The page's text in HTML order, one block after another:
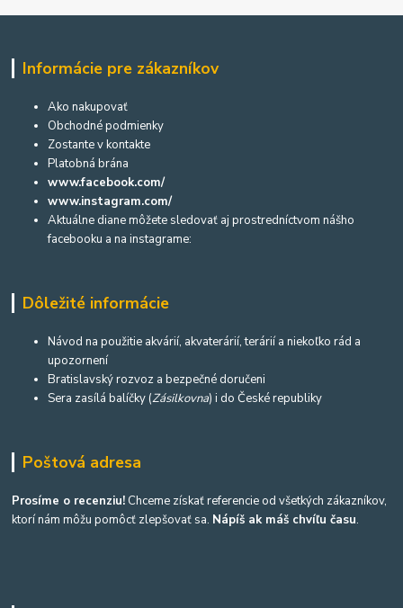
Informácie pre zákazníkov
Ako nakupovať
Obchodné podmienky
Zostante v kontakte
Platobná brána
www.facebook.com/
www.instagram.com/
Aktuálne diane môžete sledovať aj prostredníctvom nášho
facebooku a na instagrame:
Dôležité informácie
Návod na použitie akvárií, akvaterárií, terárií a niekoľko rád a
upozornení
Bratislavský rozvoz a bezpečné doručeni
Sera zasílá balíčky (Zásilkovna) i do České republiky
Poštová adresa
Prosíme o recenziu! Chceme získať referencie od všetkých zákazníkov,
ktorí nám môžu pomôcť zlepšovať sa. Nápíš ak máš chvíľu času.